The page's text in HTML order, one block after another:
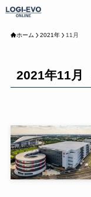
ホーム 2021年 11月
2021年11月